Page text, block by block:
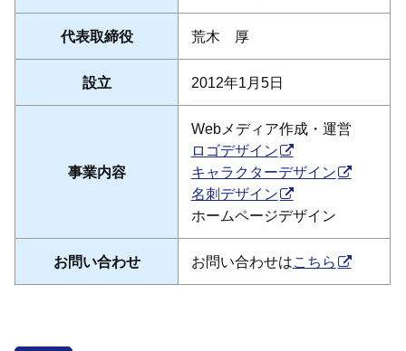
代表取締役 荒木 厚
設立 2012年1月5日
事業内容
Webメディア作成・運営
ロゴデザイン
キャラクターデザイン
名刺デザイン
ホームページデザイン
お問い合わせ お問い合わせはこちら